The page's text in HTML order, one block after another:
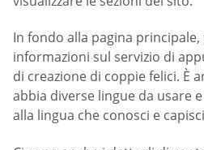
In fondo alla pagina
informazioni sul servizio di
di creazione di coppie felici. È
abbia diverse lingue da usare
alla lingua che conosci e